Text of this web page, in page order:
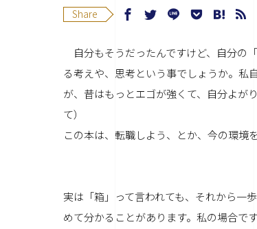
Share
自分もそうだったんですけど、自分の
る考えや、思考という事でしょうか。私
が、昔はもっとエゴが強くて、自分よが
て）
この本は、転職しよう、とか、今の環境
実は「箱」って言われても、それから一
めて分かることがあります。私の場合で